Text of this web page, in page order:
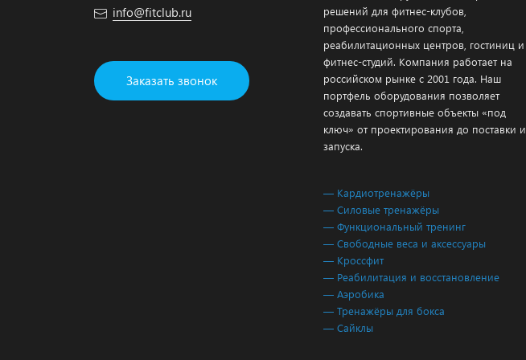
info@fitclub.ru
Заказать звонок
решений для фитнес-клубов,
профессионального спорта,
реабилитационных центров, гостиниц и
фитнес-студий. Компания работает на
российском рынке с 2001 года. Наш
портфель оборудования позволяет
создавать спортивные объекты «под
ключ» от проектирования до поставки и
запуска.
— Кардиотренажёры
— Силовые тренажёры
— Функциональный тренинг
— Свободные веса и аксессуары
— Кроссфит
— Реабилитация и восстановление
— Аэробика
— Тренажёры для бокса
— Сайклы